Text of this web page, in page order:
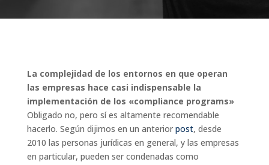
La complejidad de los entornos en que operan
las empresas hace casi indispensable la
implementación de los «compliance programs»
Obligado no, pero sí es altamente recomendable
hacerlo. Según dijimos en un anterior post, desde
2010 las personas jurídicas en general, y las empresas
en particular, pueden ser condenadas como